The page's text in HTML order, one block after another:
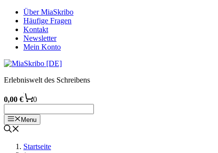
Zum
Inhalt
springen
Über MiaSkribo
Häufige Fragen
Kontakt
Newsletter
Mein Konto
Erlebniswelt des Schreibens
0,00 € 0
Menu
Startseite